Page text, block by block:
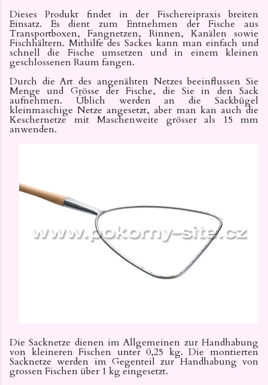
Dieses Produkt findet in der Fischereipraxis breiten
Einsatz. Es dient zum Entnehmen der Fische aus
Transportboxen, Fangnetzen, Rinnen, Kanälen sowie
Fischhältern. Mithilfe des Sackes kann man einfach und
schnell die Fische umsetzen und in einem kleinen
geschlossenen Raum fangen.
Durch die Art des angenähten Netzes beeinflussen Sie
Menge und Grösse der Fische, die Sie in den Sack
aufnehmen. Üblich werden an die Sackbügel
kleinmaschige Netze angesetzt, aber man kan auch die
Keschernetze mit Maschenweite grösser als 15 mm
anwenden.
Die Sacknetze dienen im Allgemeinen zur Handhabung
von kleineren Fischen unter 0,25 kg. Die montierten
Sacknetze werden im Gegenteil zur Handhabung von
grossen Fischen über 1 kg eingesetzt.